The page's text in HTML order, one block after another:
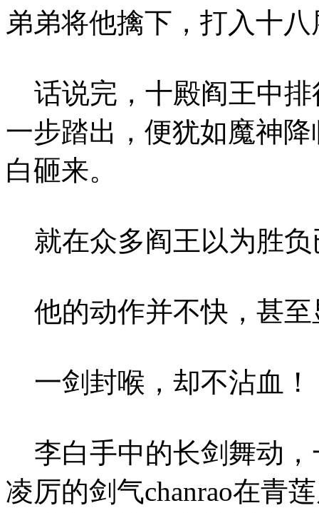
弟弟将他擒下，打入十八
话说完，十殿阎王中排
一步踏出，便犹如魔神
白砸来。
就在众多阎王以为胜负
他的动作并不快，甚至
一剑封喉，却不沾血！
李白手中的长剑舞动，
凌厉的剑气chanrao在青